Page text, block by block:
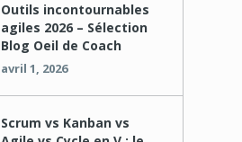
Outils incontournables
agiles 2026 – Sélection
Blog Oeil de Coach
avril 1, 2026
Scrum vs Kanban vs